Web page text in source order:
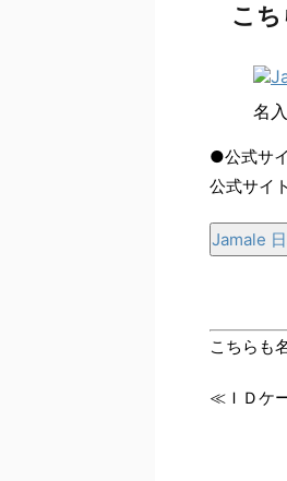
こ
名
●公式サ
公式サイ
Jamale
こちらも
≪ＩＤケ